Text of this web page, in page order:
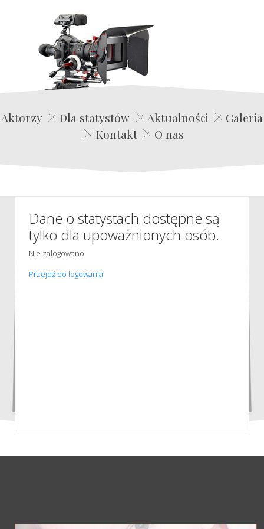
Edwin Film Agencja Aktorska
Aktorzy Dla statystów Aktualności
Galeria
Kontakt
O nas
Dane o statystach dostępne są
tylko dla upoważnionych osób.
Nie zalogowano
Przejdź do logowania